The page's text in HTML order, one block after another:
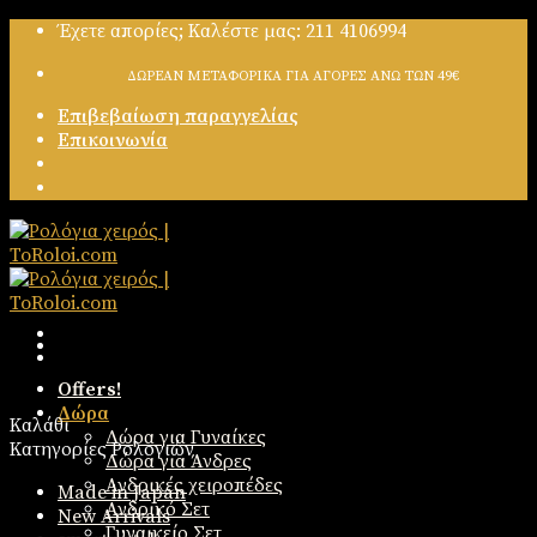
Skip
content
Έχετε απορίες; Καλέστε μας: 211 4106994
ΔΩΡΕΑΝ ΜΕΤΑΦΟΡΙΚΑ ΓΙΑ ΑΓΟΡΕΣ ΑΝΩ ΤΩΝ 49€
Επιβεβαίωση παραγγελίας
Επικοινωνία
Offers!
Δώρα
Δώρα για Γυναίκες
Δώρα για Άνδρες
Ανδρικές χειροπέδες
Ανδρικό Σετ
Καλάθι
Κατηγορίες Ρολογιών
Made in Japan
New Arrivals